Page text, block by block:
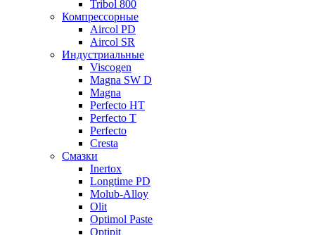
Tribol 800
Компрессорные
Aircol PD
Aircol SR
Индустриальные
Viscogen
Magna SW D
Magna
Perfecto HT
Perfecto T
Perfecto
Cresta
Смазки
Inertox
Longtime PD
Molub-Alloy
Olit
Optimol Paste
Optipit